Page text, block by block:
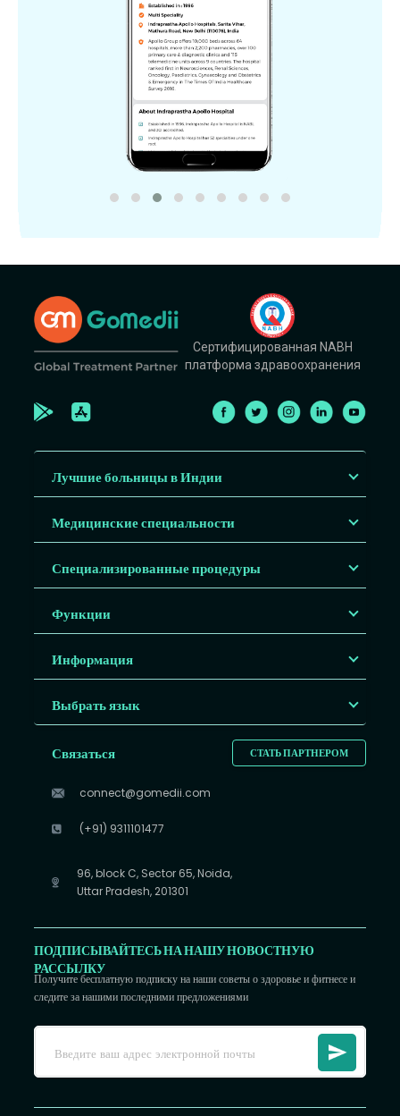
Сертифицированная NABH
платформа здравоохранения
Лучшие больницы в Индии
Медицинские специальности
Специализированные процедуры
Функции
Информация
Выбрать язык
СТАТЬ ПАРТНЕРОМ
Связаться
connect@gomedii.com
(+91) 9311101477
96, block C, Sector 65, Noida,
Uttar Pradesh, 201301
ПОДПИСЫВАЙТЕСЬ НА НАШУ НОВОСТНУЮ
РАССЫЛКУ
Получите бесплатную подписку на наши советы о здоровье и фитнесе и
следите за нашими последними предложениями